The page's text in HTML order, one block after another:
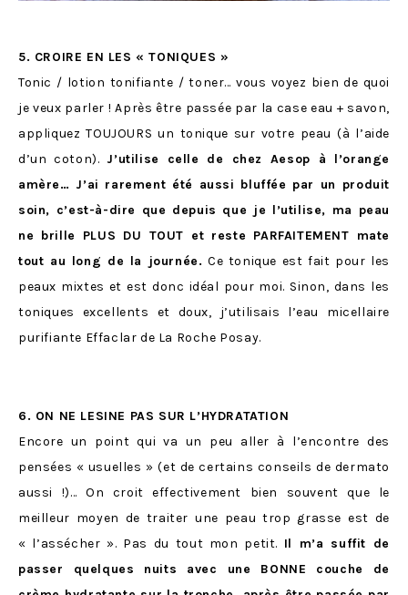
5. CROIRE EN LES « TONIQUES »
Tonic / lotion tonifiante / toner… vous voyez bien de quoi
je veux parler ! Après être passée par la case eau + savon,
appliquez TOUJOURS un tonique sur votre peau (à l’aide
d’un coton). J’utilise celle de chez Aesop à l’orange
amère… J’ai rarement été aussi bluffée par un produit
soin, c’est-à-dire que depuis que je l’utilise, ma peau
ne brille PLUS DU TOUT et reste PARFAITEMENT mate
tout au long de la journée. Ce tonique est fait pour les
peaux mixtes et est donc idéal pour moi. Sinon, dans les
toniques excellents et doux, j’utilisais l’eau micellaire
purifiante Effaclar de La Roche Posay.
6. ON NE LESINE PAS SUR L’HYDRATATION
Encore un point qui va un peu aller à l’encontre des
pensées « usuelles » (et de certains conseils de dermato
aussi !)… On croit effectivement bien souvent que le
meilleur moyen de traiter une peau trop grasse est de
« l’assécher ». Pas du tout mon petit. Il m’a suffit de
passer quelques nuits avec une BONNE couche de